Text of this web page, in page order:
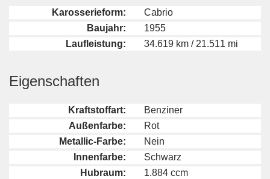
Karosserieform:
Cabrio
Baujahr:
1955
Laufleistung:
34.619 km / 21.511 mi
Eigenschaften
Kraftstoffart:
Benziner
Außenfarbe:
Rot
Metallic-Farbe:
Nein
Innenfarbe:
Schwarz
Hubraum:
1.884 ccm